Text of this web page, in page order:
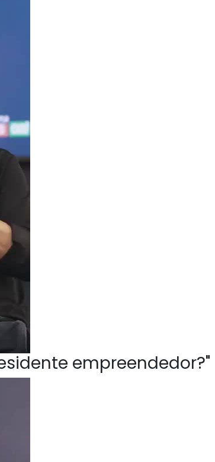
empreendedor?"